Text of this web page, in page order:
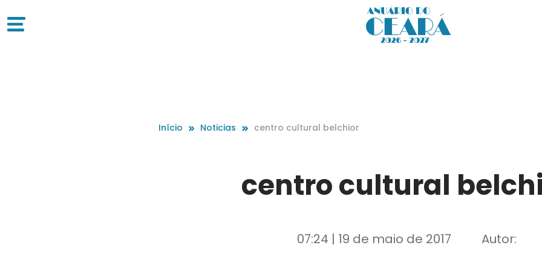
Início Noticias centro cultural belchior
centro cultural
07:24 | 19 de maio de 2017 Autor: